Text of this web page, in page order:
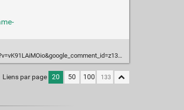
Liens par page 20 50 100